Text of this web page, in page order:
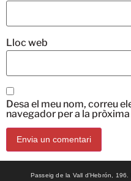
Lloc web
Desa el meu nom, correu
navegador per a la
Passeig de la Vall d'Hebrón,